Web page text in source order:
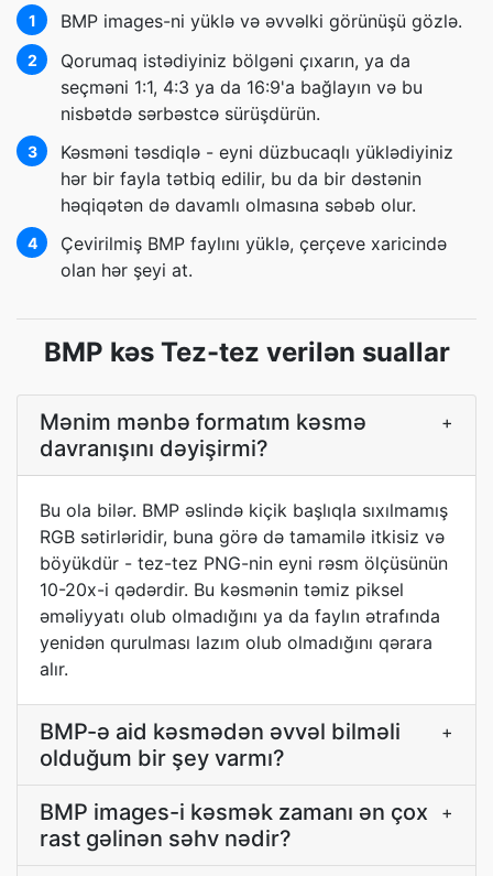
1 BMP images-ni yüklə və əvvəlki görünüşü gözlə.
2
Qorumaq istədiyiniz bölgəni çıxarın, ya da
seçməni 1:1, 4:3 ya da 16:9'a bağlayın və bu
nisbətdə sərbəstcə sürüşdürün.
3
Kəsməni təsdiqlə - eyni düzbucaqlı yüklədiyiniz
hər bir fayla tətbiq edilir, bu da bir dəstənin
həqiqətən də davamlı olmasına səbəb olur.
4
Çevirilmiş BMP faylını yüklə, çerçeve xaricində
olan hər şeyi at.
BMP kəs Tez-tez verilən suallar
Mənim mənbə formatım kəsmə
davranışını dəyişirmi?
+
Bu ola bilər. BMP əslində kiçik başlıqla sıxılmamış
RGB sətirləridir, buna görə də tamamilə itkisiz və
böyükdür - tez-tez PNG-nin eyni rəsm ölçüsünün
10-20x-i qədərdir. Bu kəsmənin təmiz piksel
əməliyyatı olub olmadığını ya da faylın ətrafında
yenidən qurulması lazım olub olmadığını qərara
alır.
BMP-ə aid kəsmədən əvvəl bilməli
olduğum bir şey varmı?
+
BMP images-i kəsmək zamanı ən çox
rast gəlinən səhv nədir?
+